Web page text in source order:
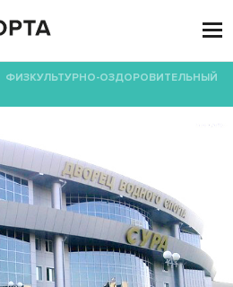

ФИЗКУЛЬТУРНО-ОЗДОРОВИТЕЛЬНЫЙ